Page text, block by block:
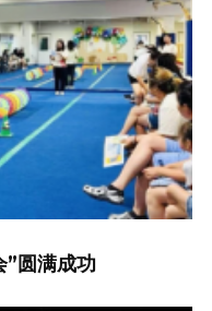
”圆满成功